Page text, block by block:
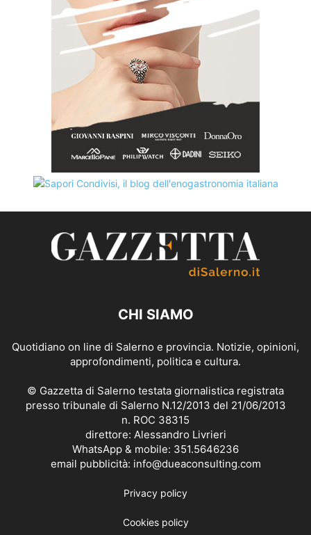
CHI SIAMO
Quotidiano on line di Salerno e provincia. Notizie, opinioni,
approfondimenti, politica e cultura.
© Gazzetta di Salerno testata giornalistica registrata
presso tribunale di Salerno N.12/2013 del 21/06/2013
n. ROC 38315
direttore: Alessandro Livrieri
WhatsApp & mobile: 351.5646236
email pubblicità: info@dueaconsulting.com
Privacy policy
Cookies policy